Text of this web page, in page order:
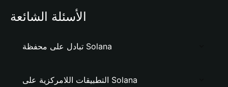
الأسئلة الشائعة
تبادل على محفظة Solana
التطبيقات اللامركزية على Solana